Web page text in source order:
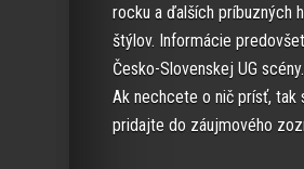
rocku a ďalších príbuzných
štýlov. Informácie
Česko-Slovenskej UG scény.
Ak nechcete o nič prísť, tak
pridajte do záujmového